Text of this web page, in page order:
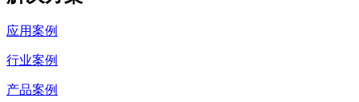
应用案例
行业案例
产品案例